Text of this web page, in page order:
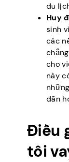
du
Huy
sinh
các
cho
này
dẫn
Điều
tôi